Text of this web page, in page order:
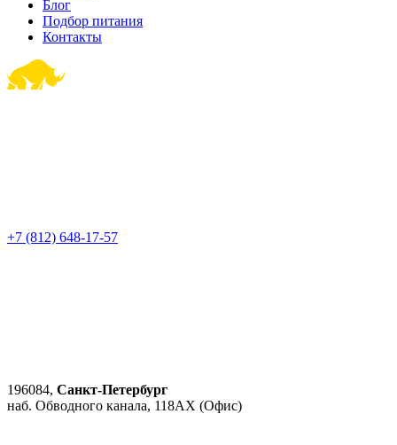
Блог
Подбор питания
Контакты
+7 (812) 648-17-57
196084, Санкт-Петербург
наб. Обводного канала, 118АХ (Офис)